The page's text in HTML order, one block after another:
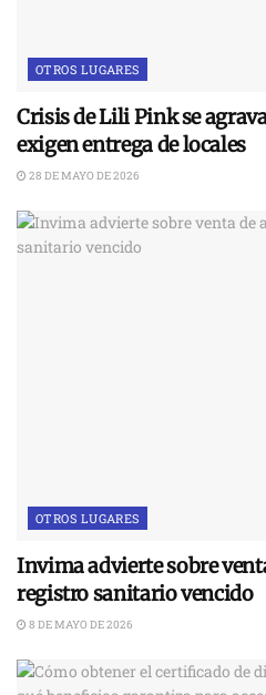
OTROS LUGARES
Crisis de Lili Pink se
exigen entrega de locales
28 DE MAYO DE 2026
OTROS LUGARES
Invima advierte sobre
registro sanitario vencido
8 DE MAYO DE 2026